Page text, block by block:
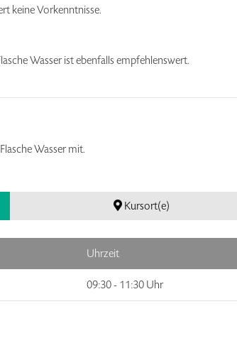
keine Vorkenntnisse.
Wasser ist ebenfalls empfehlenswert.
Wasser mit.
Kursort(e)
Uhrzeit
09:30 - 11:30 Uhr